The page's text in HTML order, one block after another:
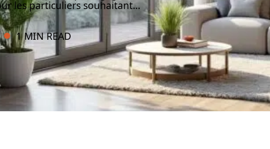
les particuliers souhaitant…
1 MIN READ